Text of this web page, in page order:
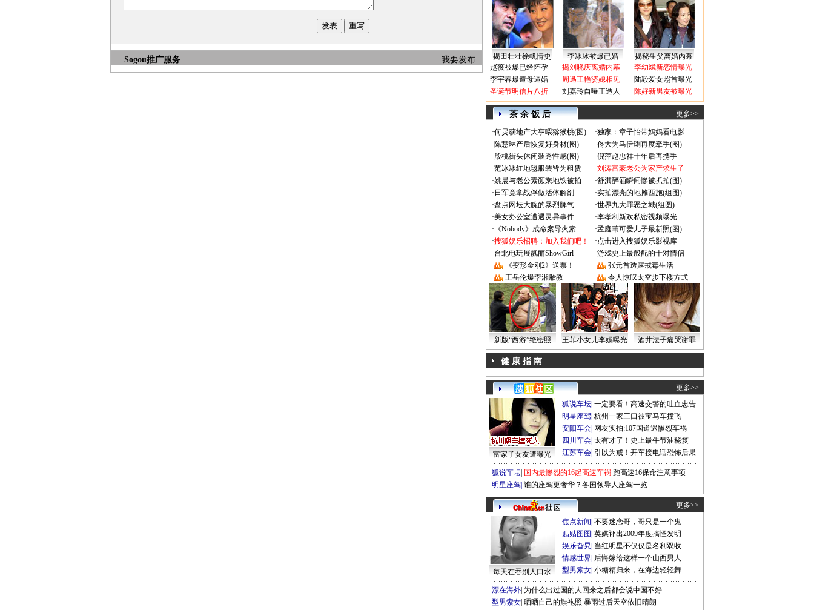
我要发布
Sogou推广服务 揭田壮壮徐帆情史 李冰冰被爆已婚
揭秘生父离婚内幕
·赵薇被爆已经怀孕
·李宇春爆遭母逼婚
·圣诞节明信片八折
·揭刘晓庆离婚内幕
·周迅王艳婆媳相见
·刘嘉玲自曝正造人
·李幼斌新恋情曝光
·陆毅爱女照首曝光
·陈好新男友被曝光
茶 余 饭 后 更多>>
·何炅获地产大亨喂猕猴桃(图) ·独家：章子怡带妈妈看电影
·陈慧琳产后恢复好身材(图) ·佟大为马伊琍再度牵手(图)
·殷桃街头休闲装秀性感(图) ·倪萍赵忠祥十年后再携手
·范冰冰红地毯服装皆为租赁 ·刘涛富豪老公为家产求生子
·姚晨与老公素颜乘地铁被拍 ·舒淇醉酒瞬间惨被抓拍(图)
· 日军竟拿战俘做活体解剖 ·实拍漂亮的地摊西施(组图)
·盘点网坛大腕的暴烈脾气 ·世界九大罪恶之城(组图)
·美女办公室遭遇灵异事件 ·李孝利新欢私密视频曝光
· 《Nobody》成命案导火索 ·孟庭苇可爱儿子最新照(图)
·搜狐娱乐招聘：加入我们吧！ ·点击进入搜狐娱乐影视库
·台北电玩展靓丽ShowGirl ·游戏史上最般配的十对情侣
·
《变形金刚2》送票！ ·
张元首透露戒毒生活
·
王岳伦爆李湘胎教 · 令人惊叹太空步下楼方式
新版“西游”绝密照 王菲小女儿李嫣曝光 酒井法子痛哭谢罪
健 康 指 南
更多>>
富家子女友遭曝光
狐说车坛 一定要看！高速交警的吐血忠告
明星座驾 杭州一家三口被宝马车撞飞
安阳车会 网友实拍:107国道遇惨烈车祸
四川车会 太有才了！史上最牛节油秘笈
江苏车会 引以为戒！开车接电话恐怖后果
狐说车坛 国内最惨烈的16起高速车祸 跑高速16保命注意事项
明星座驾 谁的座驾更奢华？各国领导人座驾一览
更多>>
每天在吞别人口水
焦点新闻 不要迷恋哥，哥只是一个鬼
贴贴图图 英媒评出2009年度搞怪发明
娱乐旮旯 当红明星不仅仅是名利双收
情感世界 后悔嫁给这样一个山西男人
型男索女 小糖精归来，在海边轻轻舞
漂在海外 为什么出过国的人回来之后都会说中国不好
型男索女 晒晒自己的旗袍照 暴雨过后天空依旧晴朗